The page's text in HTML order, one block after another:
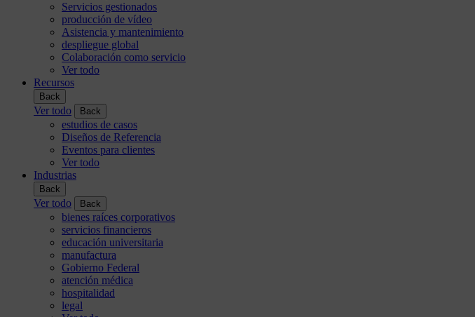
Servicios gestionados
producción de vídeo
Asistencia y mantenimiento
despliegue global
Colaboración como servicio
Ver todo
Recursos
Back
Ver todo Back
estudios de casos
Diseños de Referencia
Eventos para clientes
Ver todo
Industrias
Back
Ver todo Back
bienes raíces corporativos
servicios financieros
educación universitaria
manufactura
Gobierno Federal
atención médica
hospitalidad
legal